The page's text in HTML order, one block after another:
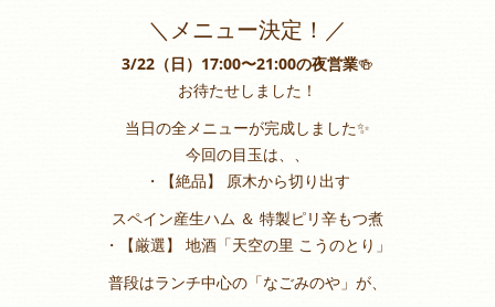
＼メニュー決定！／
3/22（日）17:00〜21:00の夜営業🍻
お待たせしました！
当日の全メニューが完成しました✨
今回の目玉は、、
・【絶品】 原木から切り出す
スペイン産生ハム ＆ 特製ピリ辛もつ煮
・【厳選】 地酒「天空の里 こうのとり」
普段はランチ中心の「なごみのや」が、